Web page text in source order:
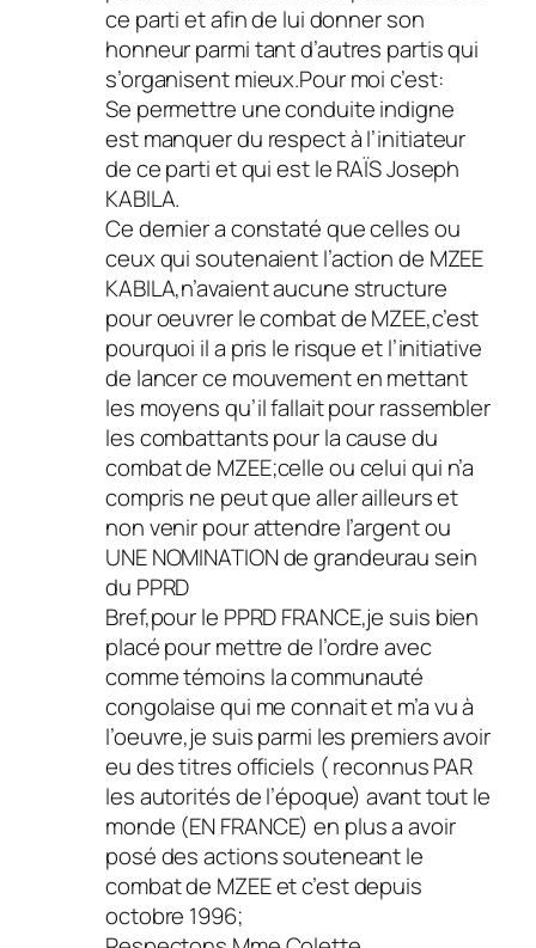
ce parti et afin de lui donner son
honneur parmi tant d’autres partis qui
s’organisent mieux.Pour moi c’est:
Se permettre une conduite indigne
est manquer du respect à l’initiateur
de ce parti et qui est le RAÏS Joseph
KABILA.
Ce dernier a constaté que celles ou
ceux qui soutenaient l’action de MZEE
KABILA,n’avaient aucune structure
pour oeuvrer le combat de MZEE,c’est
pourquoi il a pris le risque et l’initiative
de lancer ce mouvement en mettant
les moyens qu’il fallait pour rassembler
les combattants pour la cause du
combat de MZEE;celle ou celui qui n’a
compris ne peut que aller ailleurs et
non venir pour attendre l’argent ou
UNE NOMINATION de grandeurau sein
du PPRD
Bref,pour le PPRD FRANCE,je suis bien
placé pour mettre de l’ordre avec
comme témoins la communauté
congolaise qui me connait et m’a vu à
l’oeuvre,je suis parmi les premiers avoir
eu des titres officiels ( reconnus PAR
les autorités de l’époque) avant tout le
monde (EN FRANCE) en plus a avoir
posé des actions souteneant le
combat de MZEE et c’est depuis
octobre 1996;